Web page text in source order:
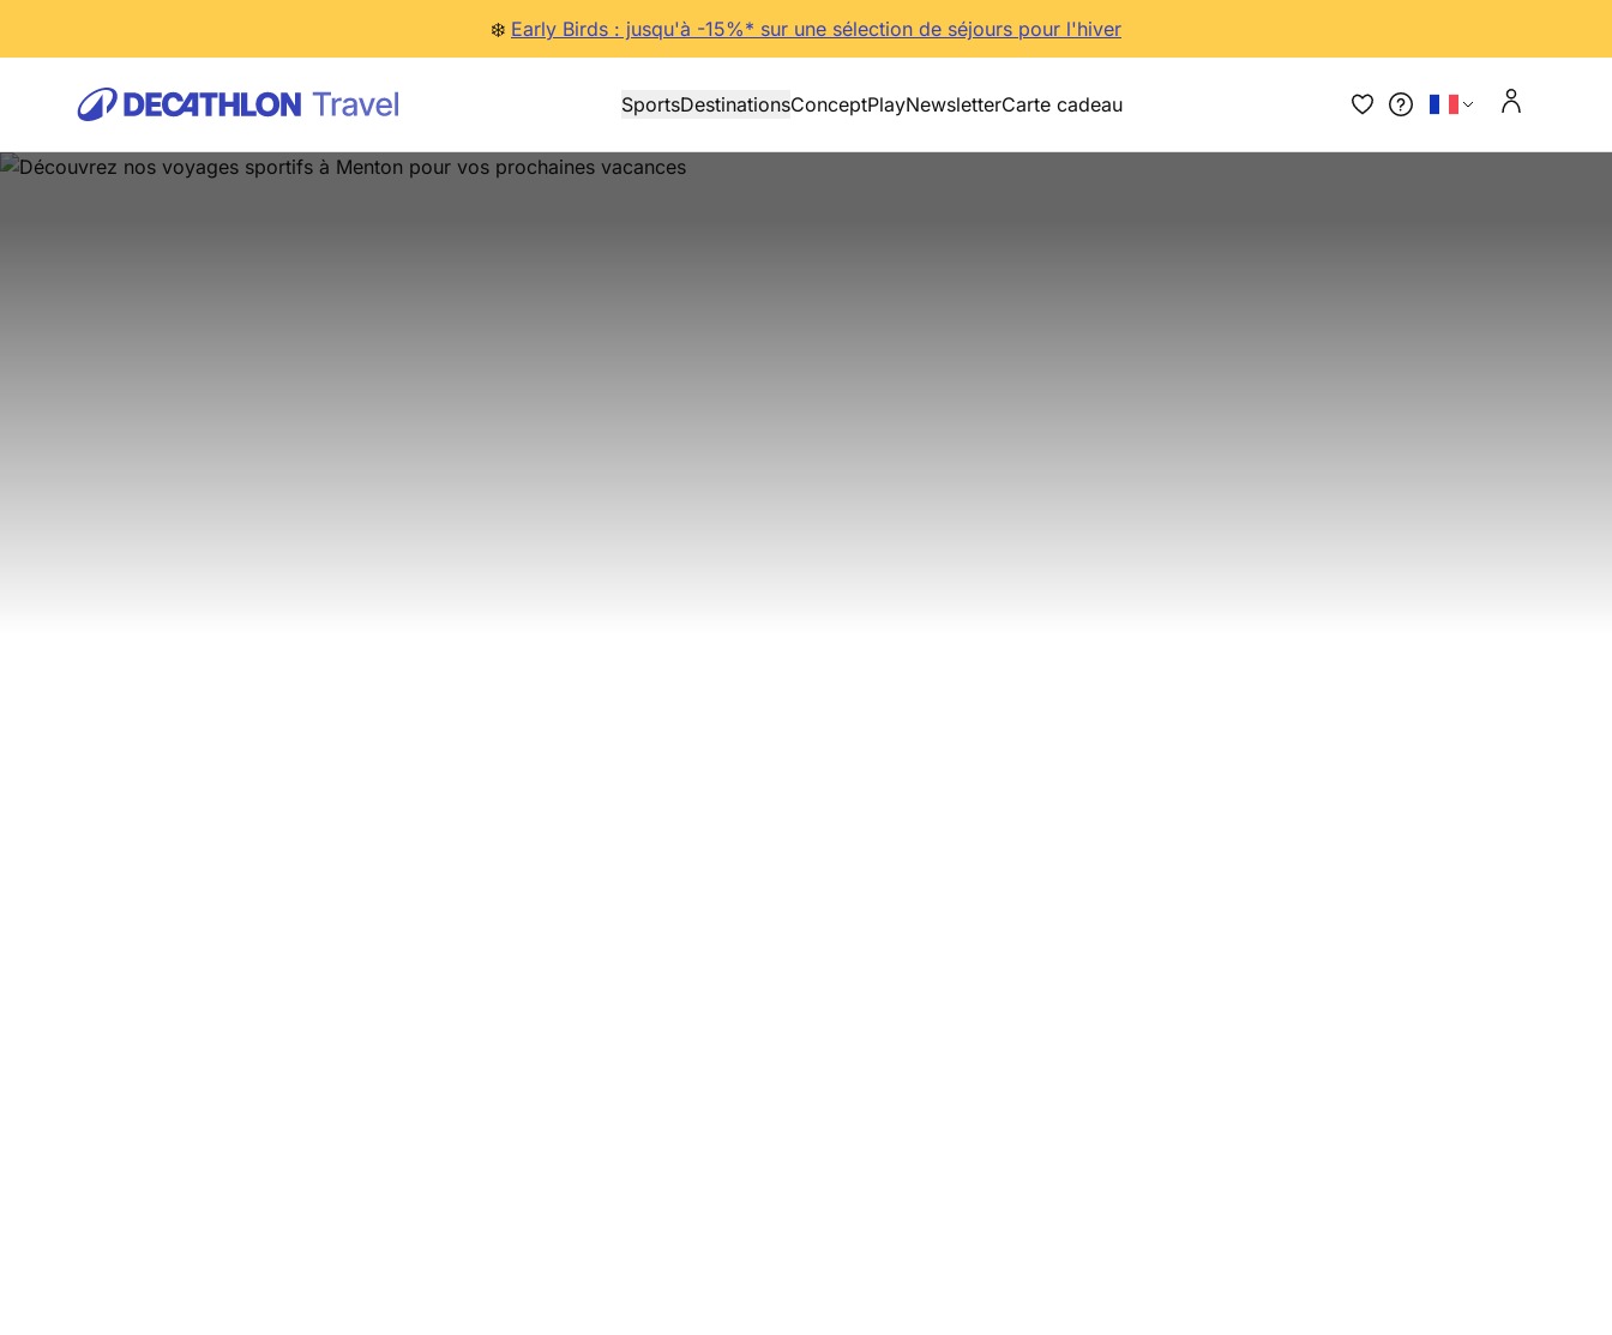
❄️ Early Birds : jusqu'à -15%* sur une sélection de séjours pour l'hiver
SportsDestinationsConceptPlayNewsletterCarte cadeau